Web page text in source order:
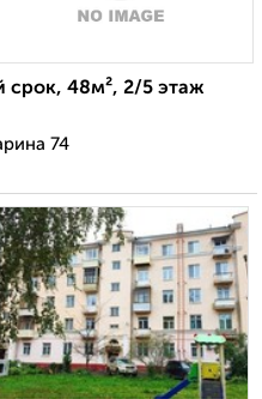
срок, 48м², 2/5 этаж
74